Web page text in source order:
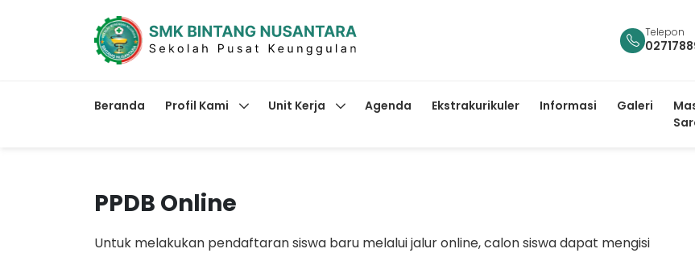
Telepon
Beranda Profil Kami Unit Kerja Agenda Ekstrakurikuler Informasi Galeri
PPDB Online
Untuk melakukan pendaftaran siswa baru melalui jalur online, calon siswa dapat mengisi